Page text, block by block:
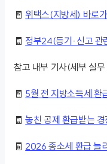
🧾 위택스(지방세) 바로
🧾정부24(등기·신고 관
참고 내부 기사(세부 실무
🧾 5월 전 지방소득세 환
🧾놓친 공제 환급받는
🧾 2026 종소세 환급 늘